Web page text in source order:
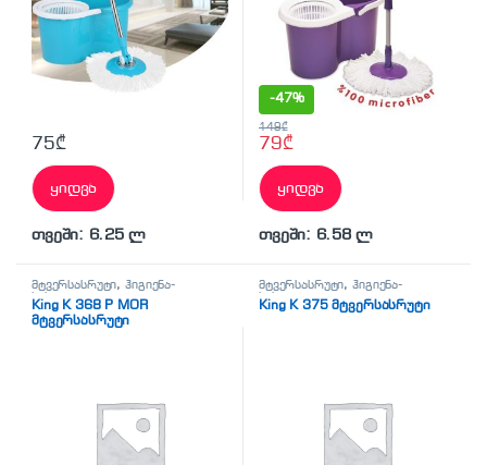
75₾
ყიდვა
თვეში: 6.25 ლ
-47%
79₾
149₾
ყიდვა
თვეში: 6.58 ლ
მტვერსასრუტი,ჰიგიენა-
სისუფთავე
King K 368 P MOR
მტვერსასრუტი
მტვერსასრუტი,ჰიგიენა-
სისუფთავე
King K 375 მტვერსასრუტი